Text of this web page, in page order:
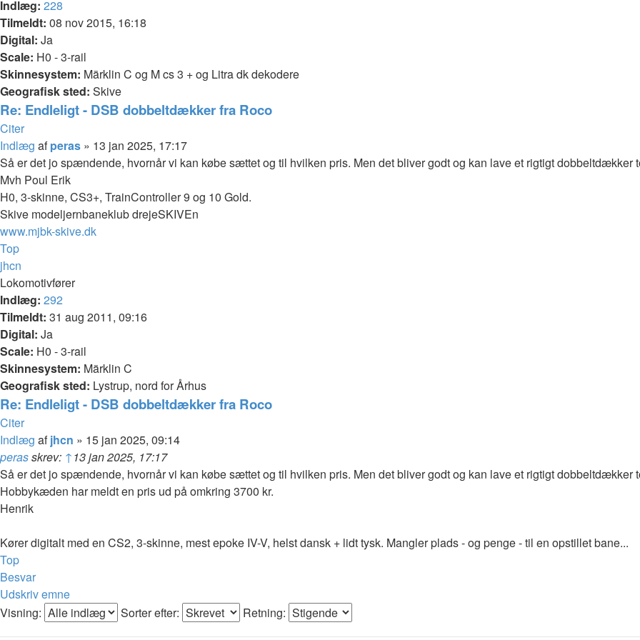
Indlæg: 228
Tilmeldt: 08 nov 2015, 16:18
Digital: Ja
Scale: H0 - 3-rail
Skinnesystem: Märklin C og M cs 3 + og Litra dk dekodere
Geografisk sted: Skive
Re: Endleligt - DSB dobbeltdækker fra Roco
Citer
Indlæg afperas » 13 jan 2025, 17:17
Så er det jo spændende, hvornår vi kan købe sættet og til hvilken pris. Men det bliver godt og kan lave et rigtigt dobbeltdækker
Mvh Poul Erik
H0, 3-skinne, CS3+, TrainController 9 og 10 Gold.
Skive modeljernbaneklub drejeSKIVEn
www.mjbk-skive.dk
Top
jhcn
Lokomotivfører
Indlæg: 292
Tilmeldt: 31 aug 2011, 09:16
Digital: Ja
Scale: H0 - 3-rail
Skinnesystem: Märklin C
Geografisk sted: Lystrup, nord for Århus
Re: Endleligt - DSB dobbeltdækker fra Roco
Citer
Indlæg afjhcn » 15 jan 2025, 09:14
perasskrev: ↑13 jan 2025, 17:17
Så er det jo spændende, hvornår vi kan købe sættet og til hvilken pris. Men det bliver godt og kan lave et rigtigt dobbeltdækker
Hobbykæden har meldt en pris ud på omkring 3700 kr.
Henrik
Kører digitalt med en CS2, 3-skinne, mest epoke IV-V, helst dansk + lidt tysk. Mangler plads - og penge - til en opstillet bane...
Top
Besvar
Udskriv emne
Visning:
Sorter efter: Retning: